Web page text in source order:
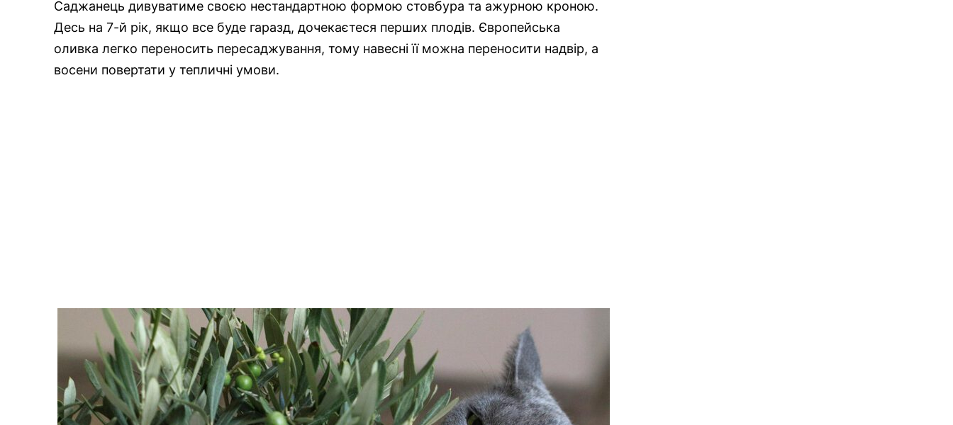
Саджанець дивуватиме своєю нестандартною формою стовбура та ажурною кроною.
Десь на 7-й рік, якщо все буде гаразд, дочекаєтеся перших плодів. Європейська
оливка легко переносить пересаджування, тому навесні її можна переносити надвір, а
восени повертати у тепличні умови.